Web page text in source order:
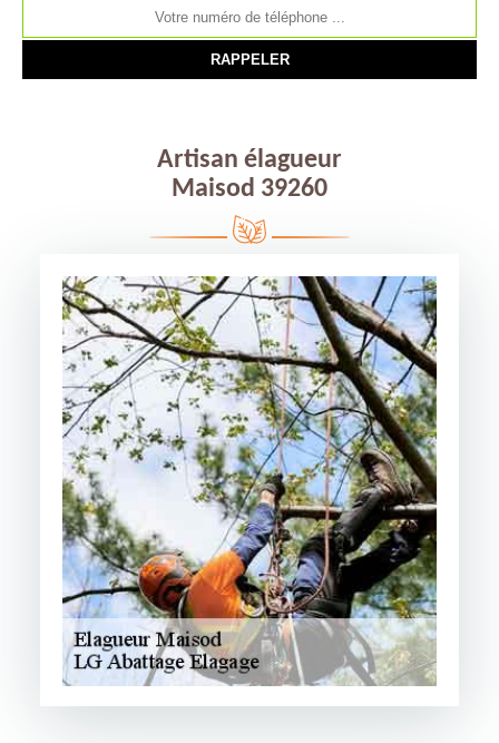
Artisan élagueur
Maisod 39260